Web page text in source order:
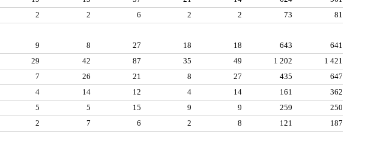
2 2 6 2 2 73
81
9 8 27 18 18 643
641
29 42 87 35 49 1 202
1 421
7 26 21 8 27 435
647
4 14 12 4 14 161
362
5 5 15 9 9 259
250
2 7 6 2 8 121
187